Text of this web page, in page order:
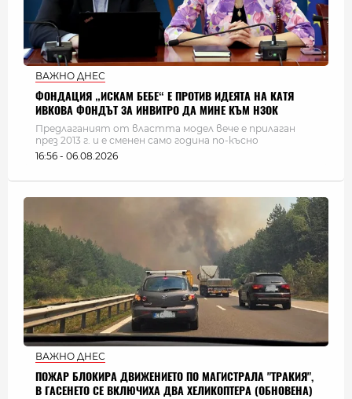
ВАЖНО ДНЕС
ФОНДАЦИЯ „ИСКАМ БЕБЕ“ Е ПРОТИВ ИДЕЯТА НА КАТЯ
ИВКОВА ФОНДЪТ ЗА ИНВИТРО ДА МИНЕ КЪМ НЗОК
Предлаганият от властта модел вече е прилаган
през 2013 г. и е сменен само година по-късно
16:56 - 06.08.2026
ВАЖНО ДНЕС
ПОЖАР БЛОКИРА ДВИЖЕНИЕТО ПО МАГИСТРАЛА "ТРАКИЯ",
В ГАСЕНЕТО СЕ ВКЛЮЧИХА ДВА ХЕЛИКОПТЕРА (ОБНОВЕНА)